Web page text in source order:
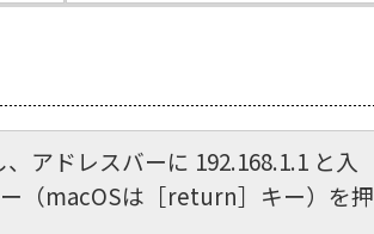
アドレスバーに 192.168.1.1 と入
（macOSは［return］キー）を押